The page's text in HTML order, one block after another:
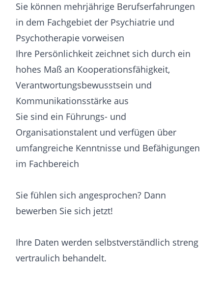
Sie können mehrjährige Berufserfahrungen
in dem Fachgebiet der Psychiatrie und
Psychotherapie vorweisen
Ihre Persönlichkeit zeichnet sich durch ein
hohes Maß an Kooperationsfähigkeit,
Verantwortungsbewusstsein und
Kommunikationsstärke aus
Sie sind ein Führungs- und
Organisationstalent und verfügen über
umfangreiche Kenntnisse und Befähigungen
im Fachbereich
Sie fühlen sich angesprochen? Dann
bewerben Sie sich jetzt!
Ihre Daten werden selbstverständlich streng
vertraulich behandelt.